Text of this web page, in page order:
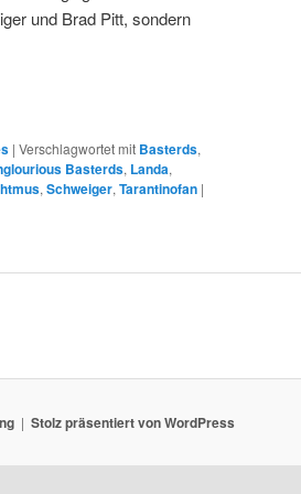
und Brad Pitt, sondern
| Verschlagwortet mit Basterds,
Basterds, Landa,
, Schweiger, Tarantinofan |
Stolz präsentiert von WordPress